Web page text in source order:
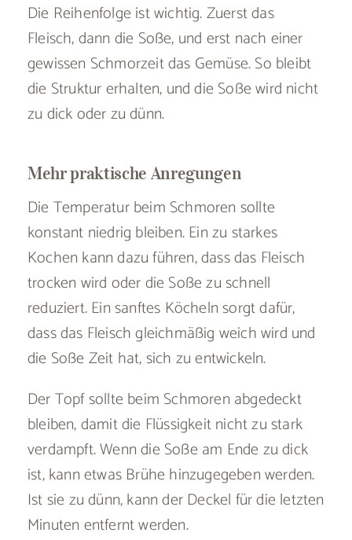
Die Reihenfolge ist wichtig. Zuerst das
Fleisch, dann die Soße, und erst nach einer
gewissen Schmorzeit das Gemüse. So bleibt
die Struktur erhalten, und die Soße wird nicht
zu dick oder zu dünn.
Mehr praktische Anregungen
Die Temperatur beim Schmoren sollte
konstant niedrig bleiben. Ein zu starkes
Kochen kann dazu führen, dass das Fleisch
trocken wird oder die Soße zu schnell
reduziert. Ein sanftes Köcheln sorgt dafür,
dass das Fleisch gleichmäßig weich wird und
die Soße Zeit hat, sich zu entwickeln.
Der Topf sollte beim Schmoren abgedeckt
bleiben, damit die Flüssigkeit nicht zu stark
verdampft. Wenn die Soße am Ende zu dick
ist, kann etwas Brühe hinzugegeben werden.
Ist sie zu dünn, kann der Deckel für die letzten
Minuten entfernt werden.